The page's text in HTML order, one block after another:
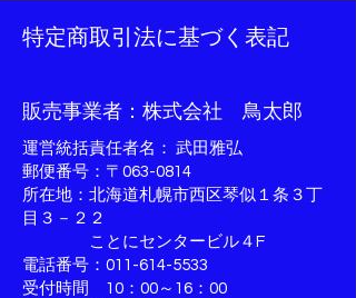
特定商取引法に基づく表記
販売事業者：株式会社 鳥太郎
運営統括責任者名： 武田雅弘
郵便番号：〒063-0814
所在地：北海道札幌市西区琴似１条３丁
目３－２２
ことにセンタービル４F
電話番号：011-614-5533
​受付時間 10：00～16：00